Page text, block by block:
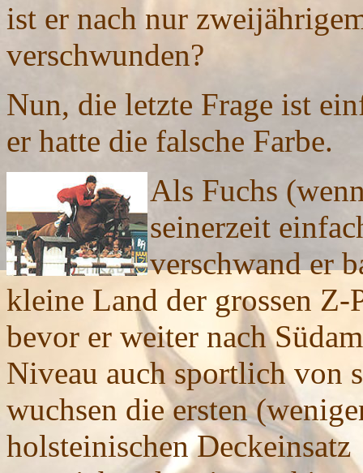
ist er nach nur
verschwunden?
Nun, die letzte Frage ist
er hatte die falsche Farbe.
Als Fuchs
seinerzeit
verschwand er
kleine Land der grossen
bevor er weiter nach
Niveau auch sportlich von
wuchsen die ersten
holsteinischen